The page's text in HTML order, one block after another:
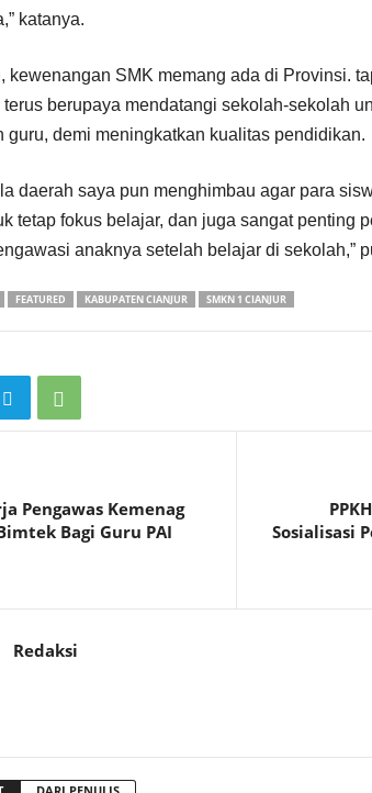
katanya.
kewenangan SMK memang ada di Provinsi.
berupaya mendatangi sekolah-sekolah
guru, demi meningkatkan kualitas pendidikan.
daerah saya pun menghimbau agar para
tetap fokus belajar, dan juga sangat penting
anaknya setelah belajar di sekolah,”
FEATURED KABUPATEN CIANJUR SMKN 1 CIANJUR
Pengawas Kemenag
Bagi Guru PAI
Sosialisasi
Redaksi